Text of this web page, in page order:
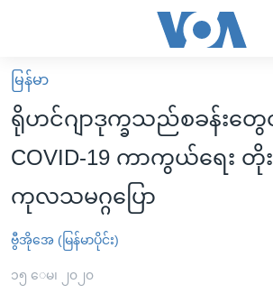
လွယ်ကူ
စေ
သည့်
များ
ပင်မ
မူလစာမျက်နှာ
မြန်မာ
ကမ္ဘာ့သတင်းများ
နိုင်ငံတကာ
အစ္စရေး-ပါလက်စတိုင်း
ဗွီဒီယို
အင်္ဂလိပ်စာလေ့လာမယ်
မြန်မာ
ရိုဟင်ဂျာဒုက္ခသည်စခန်းတွ
COVID-19 ကာကွယ်ရေး တို
ကုလသမဂ္ဂပြော
ဗွီအိုအေ (မြန်မာပိုင်း)
၁၅ ေမ၊ ၂၀၂၀